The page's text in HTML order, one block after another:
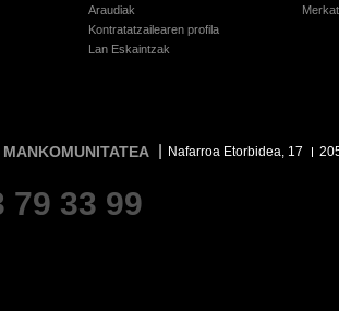
Araudiak
Kontratatzailearen profila
Lan Eskaintzak
Nafarroa Etorbidea, 17
79 33 99